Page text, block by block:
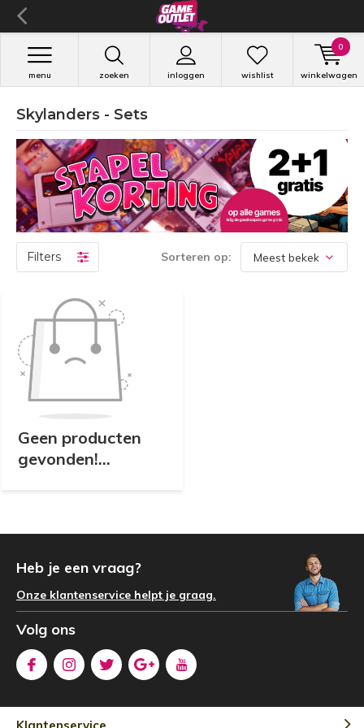
zoeken inloggen
menu wishlist winkelwagen
0
Skylanders - Sets
Filters Sorteren op:
Geen producten
gevonden!...
Heb je een vraag?
Onze klantenservice helpt je graag.
Volg ons